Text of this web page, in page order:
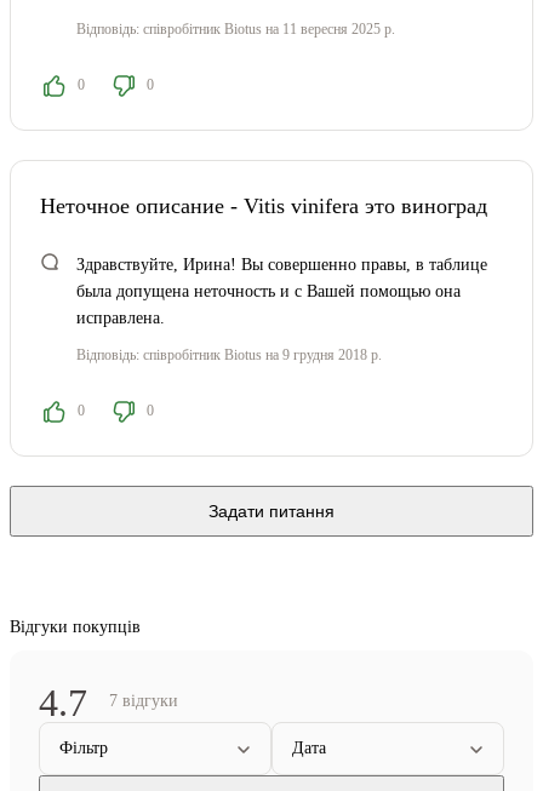
Відповідь: співробітник Biotus на 11 вересня 2025 р.
0 0
Неточное описание - Vitis vinifera это виноград
Здравствуйте, Ирина! Вы совершенно правы, в таблице
была допущена неточность и с Вашей помощью она
исправлена.
Відповідь: співробітник Biotus на 9 грудня 2018 р.
0 0
Задати питання
Відгуки покупців
4.7 7 відгуки
Фільтр Дата